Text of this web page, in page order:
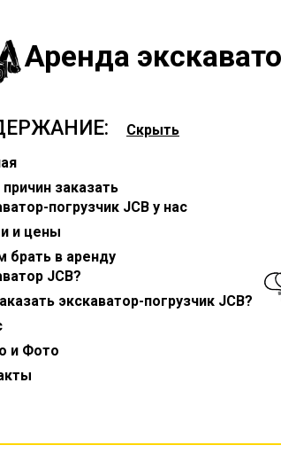
Аренда
Скрыть
заказать
погрузчик JCB у нас
и цены
брать в аренду
JCB?
экскаватор-погрузчик JCB?
и Фото